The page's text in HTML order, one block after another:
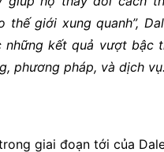
giới xung quanh”,
những kết quả vượt bậc
phương pháp, và dịch
giai đoạn tới của